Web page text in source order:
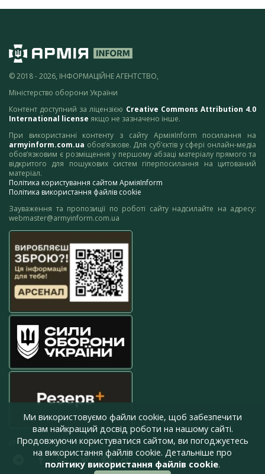
© 2018 - 2026, ІНФОРМАЦІЙНЕ АГЕНТСТВО,
Міністерство оборони України
Контент доступний за ліцензією Creative Commons Attribution 4.0
International license якщо не зазначено інше.
При використанні контенту з сайту АрміяInform посилання на
armyinform.com.ua обов’язкове. Для суб’єктів у сфері онлайн-медіа
обов’язковим є розміщення у першому абзаці матеріалу прямого та
відкритого для пошукових систем гіперпосилання на цитований
матеріал.
Політика користування сайтом АрміяInform
Політика використання файлів cookie
Зауваження та пропозиції по роботі сайту надсилайте на адресу:
webmaster@armyinform.com.ua
press@armyinform.com.ua
Ми використовуємо файли cookie, щоб забезпечити
вам найкращий досвід роботи на нашому сайті.
Продовжуючи користуватися сайтом, ви погоджуєтесь
на використання файлів cookie. Детальніше про
політику використання файлів cookie.